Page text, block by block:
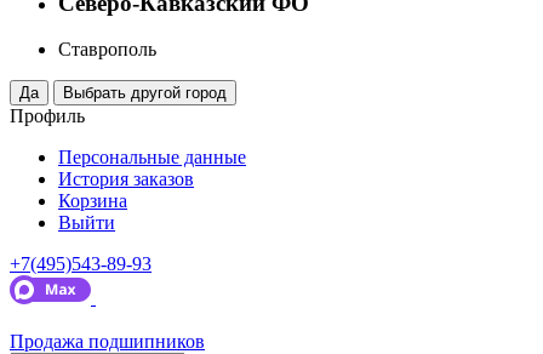
Ставрополь
Профиль
Персональные данные
История заказов
Корзина
Выйти
+7(495)543-89-93
Продажа подшипников